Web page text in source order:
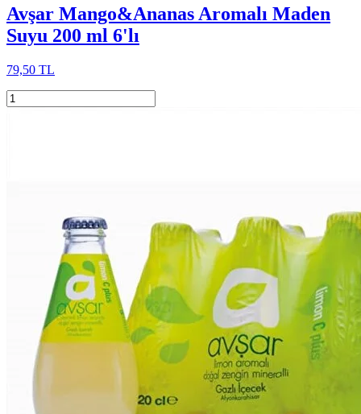
Avşar Mango&Ananas Aromalı Maden
Suyu 200 ml 6'lı
79,50 TL